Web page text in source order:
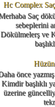
Hc Complex
Saç
sebeplerini
Dökülmelerş ve
Hüzün
önce
Kimdir başlıklı
üzerine